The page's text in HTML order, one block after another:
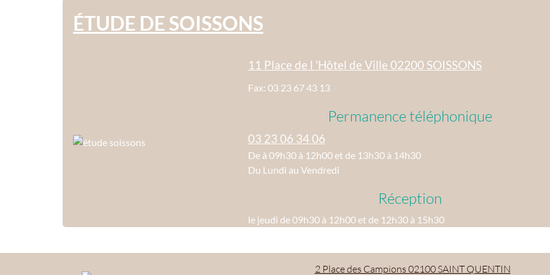
ÉTUDE DE SOISSONS
11 Place de l 'Hôtel de Ville 02200 SOISSONS
Fax: 03 23 67 43 13
Permanence téléphonique
03 23 06 34 06
De à 09h30 à 12h00 et de 13h30 à 14h30
Du Lundi au Vendredi
Réception
le jeudi de 09h30 à 12h00 et de 12h30 à 15h30
2 Place des Campions 02100 SAINT QUENTIN